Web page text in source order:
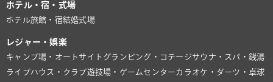
ホテル・宿・式場
ホテル旅館・宿結婚式場
レジャー・娯楽
キャンプ場・オートサイト グランピング・コテージサウナ・スパ・銭湯
ライブハウス・クラブ遊技場・ゲームセンターカラオケ・ダーツ・卓球